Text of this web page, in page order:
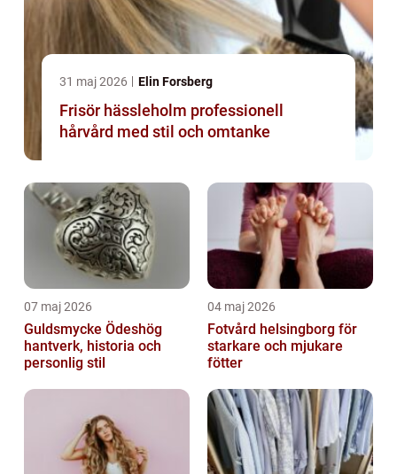
31 maj 2026 Elin Forsberg
Frisör hässleholm professionell
hårvård med stil och omtanke
07 maj 2026
Guldsmycke Ödeshög
hantverk, historia och
personlig stil
04 maj 2026
Fotvård helsingborg för
starkare och mjukare
fötter